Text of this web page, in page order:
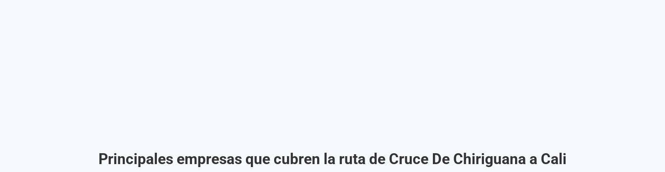
Principales empresas que cubren la ruta de Cruce De Chiriguana a Cali